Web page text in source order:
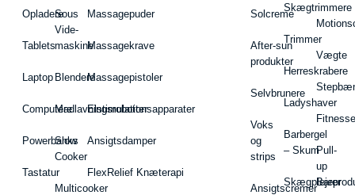
Opladere
Tablets
Laptop
Computere
Powerbanks
Tastatur
Sous
Vide-
maskine
Blendere
Madlavningsrobotter
Slow
Cooker
Multicooker
Massagepuder
Massagekrave
Massagepistoler
Elstimulationsapparater
Ansigtsdamper
FlexRelief Knæterapi
Solcreme
After-sun
produkter
Selvbrunere
Voks
og
strips
Ansigtscremer
Skægtrimmere
Trimmer
Herreskrabere
Ladyshaver
Barbergel
– Skum
Vægte
Pull-
up
Barer